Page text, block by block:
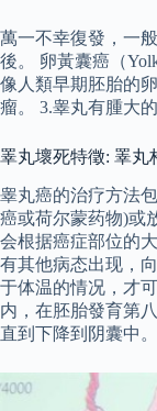
萬一不幸復發，一
後。 卵黃囊癌（
像人類早期胚胎的
瘤。 3.睾丸有腫大
睪丸壞死特徵: 睪丸
睾丸癌的治疗方法
癌或荷尔蒙药物)或
会根据癌症部位的
有其他病态出现，
于体温的情况，才
内，在胚胎發育第
直到下降到阴囊中。